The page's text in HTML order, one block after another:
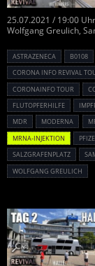
25.07.2021 / 19:00 Uhr
Wolfgang Greulich,
ASTRAZENECA B0108
CORONA INFO REVIVAL
CORONAINFO TOUR
FLUTOPFERHILFE
MDR
MODERNA
MRNA-INJEKTION
SALZGRAFENPLATZ
WOLFGANG GREULICH